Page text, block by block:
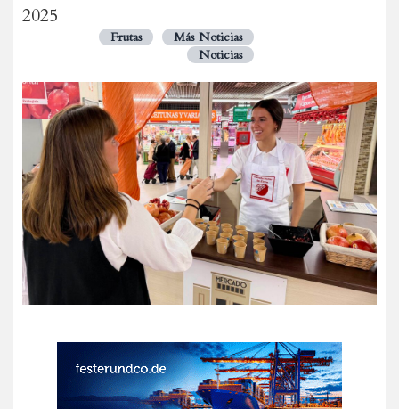
2025
Frutas
Más Noticias
Noticias